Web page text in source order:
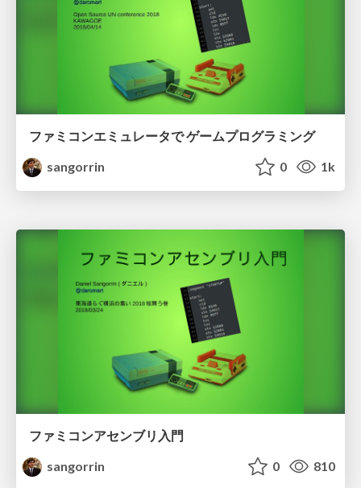
ファミコンエミュレータで ゲームプログラミング
sangorrin
0 1k
ファミコンアセンブリ入門
sangorrin
0 810